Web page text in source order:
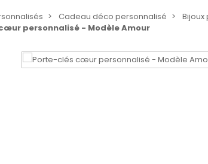
Cadeau déco personnalisé Bijoux
personnalisé - Modèle Amour